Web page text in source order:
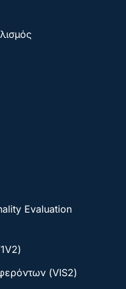
Evaluation
(VIS2)